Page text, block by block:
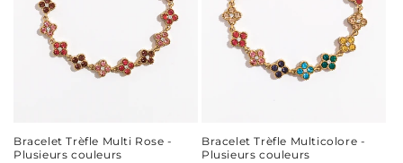
Bracelet Trèfle Multi Rose -
Plusieurs couleurs
Bracelet Trèfle Multicolore -
Plusieurs couleurs